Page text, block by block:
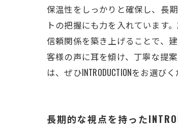
保温性をしっかりと確保し、長
トの把握にも力を入れています
信頼関係を築き上げることで、
客様の声に耳を傾け、丁寧な提
は、ぜひINTRODUCTIONをお選びく
長期的な視点を持った